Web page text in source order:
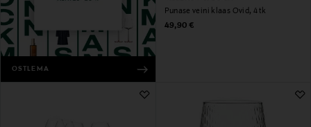
OSTLEMA
Punase veini klaas Ovid, 4 tk
Original Price
49,90 €